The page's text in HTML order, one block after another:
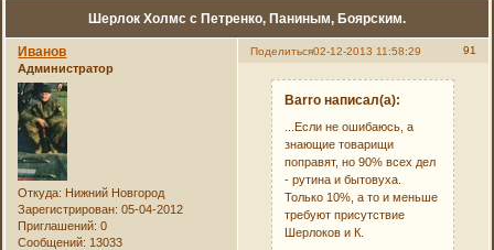
Шерлок Холмс с Петренко, Паниным, Боярским.
Поделиться 91
02-12-2013 11:58:29
Иванов
Администратор
Откуда: Нижний Новгород
Зарегистрирован: 05-04-2012
Приглашений: 0
Сообщений: 13033
Barro написал(а):
...Если не ошибаюсь, а
знающие товарищи
поправят, но 90% всех дел
- рутина и бытовуха.
Только 10%, а то и меньше
требуют присутствие
Шерлоков и К.